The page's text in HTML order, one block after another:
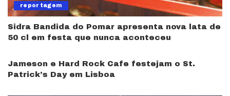
reportagem
Sidra Bandida do Pomar apresenta nova lata de
50 cl em festa que nunca aconteceu
Jameson e Hard Rock Cafe festejam o St.
Patrick’s Day em Lisboa